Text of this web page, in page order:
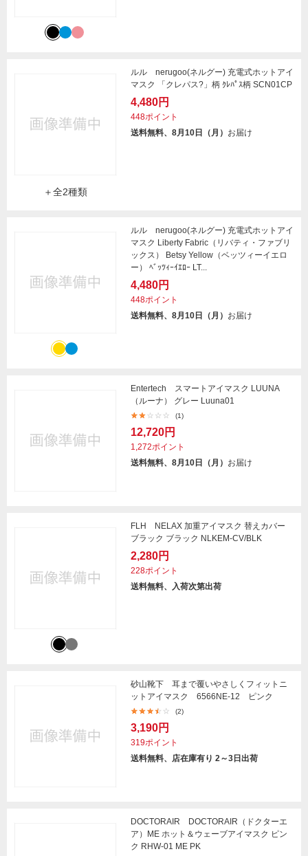
＋全2種類
ルル nerugoo(ネルグー) 充電式ホットアイ
マスク 「クレパス?」柄 ｸﾚﾊﾟｽ柄 SCN01CP
4,480円
448ポイント
送料無料、8月10日（月） お届け
ルル nerugoo(ネルグー) 充電式ホットアイ
マスク Liberty Fabric（リバティ・ファブリ
ックス） Betsy Yellow（ベッツィーイエロ
ー） ﾍﾞｯﾂｨｰｲｴﾛｰ LT...
4,480円
448ポイント
送料無料、8月10日（月） お届け
Entertech スマートアイマスク LUUNA
（ルーナ） グレー Luuna01
(1)
12,720円
1,272ポイント
送料無料、8月10日（月） お届け
FLH NELAX 加重アイマスク 替えカバー
ブラック ブラック NLKEM-CV/BLK
2,280円
228ポイント
送料無料、入荷次第出荷
砂山靴下 耳まで覆いやさしくフィットニ
ットアイマスク 6566NE-12 ピンク
(2)
3,190円
319ポイント
送料無料、店在庫有り 2～3日出荷
DOCTORAIR DOCTORAIR（ドクターエ
ア）ME ホット＆ウェーブアイマスク ピン
ク RHW-01 ME PK